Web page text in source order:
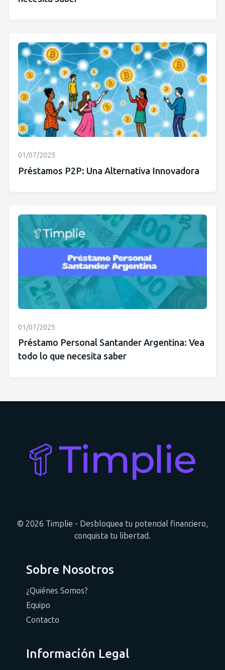
01/07/2025
Préstamos P2P: Una Alternativa Innovadora
01/07/2025
Préstamo Personal Santander Argentina: Vea
todo lo que necesita saber
© 2026 Timplie - Desbloquea tu potencial financiero,
conquista tu libertad.
Sobre Nosotros
¿Quiénes Somos?
Equipo
Contacto
Información Legal